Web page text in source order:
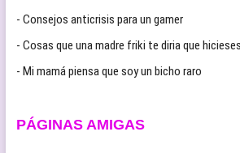
- Consejos anticrisis para un gamer
- Cosas que una madre friki te diria que
- Mi mamá piensa que soy un bicho raro
PÁGINAS AMIGAS